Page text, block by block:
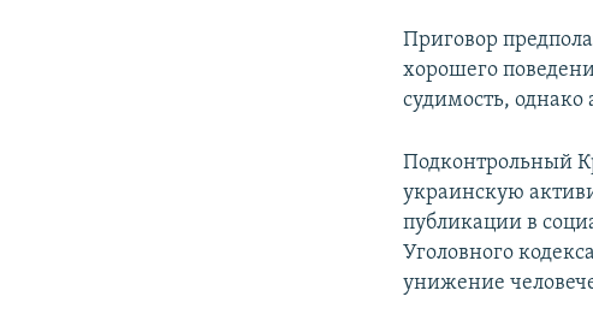
Приговор
хорошего
судимость, однако
Подконтрольный
украинскую
публикации в
Уголовного
унижение